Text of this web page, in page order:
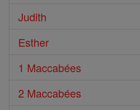
Judith
Esther
1 Maccabées
2 Maccabées